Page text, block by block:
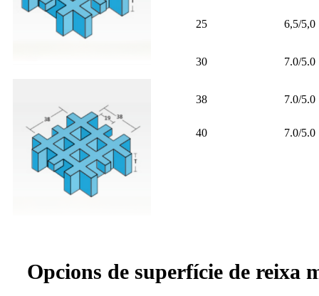
25 6,5/5,0
30 7.0/5.0
38 7.0/5.0
40 7.0/5.0
Opcions de superfície de reixa